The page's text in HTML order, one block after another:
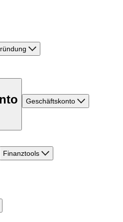
Geschäftskonto
Finanztools